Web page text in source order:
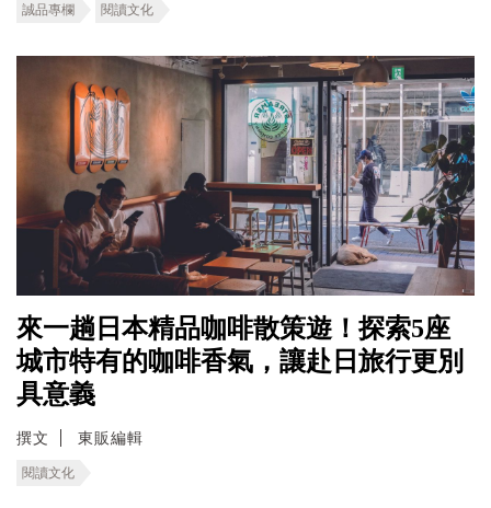
誠品專欄 閱讀文化
來一趟日本精品咖啡散策遊！探索5座
城市特有的咖啡香氣，讓赴日旅行更別
具意義
撰文 東販編輯
閱讀文化